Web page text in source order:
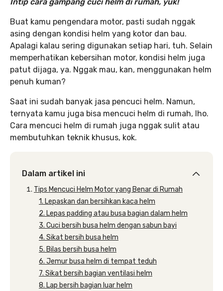
Buat kamu pengendara motor, pasti sudah nggak
asing dengan kondisi helm yang kotor dan bau.
Apalagi kalau sering digunakan setiap hari, tuh. Selain
memperhatikan kebersihan motor, kondisi helm juga
patut dijaga, ya. Nggak mau, kan, menggunakan helm
penuh kuman?
Saat ini sudah banyak jasa pencuci helm. Namun,
ternyata kamu juga bisa mencuci helm di rumah, lho.
Cara mencuci helm di rumah juga nggak sulit atau
membutuhkan teknik khusus, kok.
Dalam artikel ini
Tips Mencuci Helm Motor yang Benar di Rumah
1. Lepaskan dan bersihkan kaca helm
2. Lepas padding atau busa bagian dalam helm
3. Cuci bersih busa helm dengan sabun bayi
4. Sikat bersih busa helm
5. Bilas bersih busa helm
6. Jemur busa helm di tempat teduh
7. Sikat bersih bagian ventilasi helm
8. Lap bersih bagian luar helm